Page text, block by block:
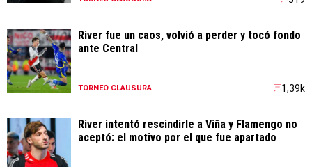
River fue un caos, volvió a perder y tocó fondo
ante Central
TORNEO CLAUSURA 1,39k
River intentó rescindirle a Viña y Flamengo no
aceptó: el motivo por el que fue apartado